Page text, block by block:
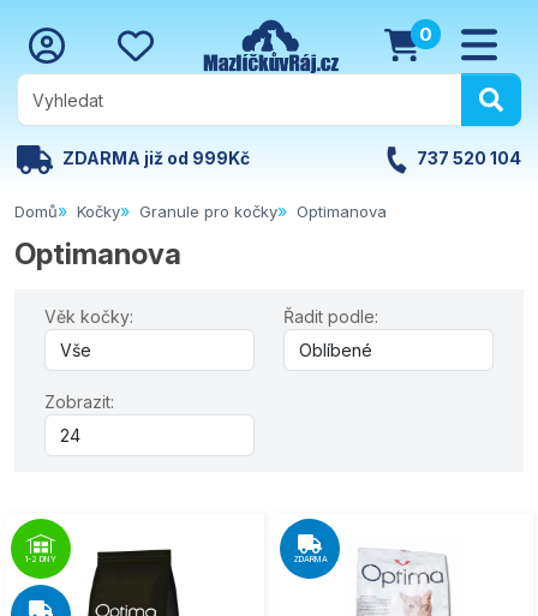
0
ZDARMA již od 999Kč 737 520 104
Domů Kočky Granule pro kočky Optimanova
Optimanova
Věk kočky: Řadit podle:
Zobrazit:
1-2 DNY ZDARMA